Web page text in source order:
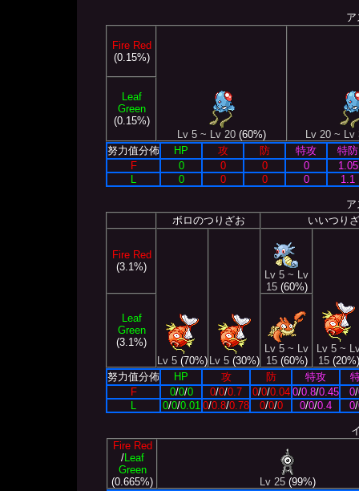
Fire Red
(0.15%)
Lv 5 ~ Lv 20 (60%) Lv 20 ~ Lv
Leaf
Green
(0.15%)
努力值分佈 HP 攻 防 特攻
特防
F
0 0 0 0
1.05
L
0 0 0 0 1.1
ボロのつりざお
いいつり
Fire Red
(3.1%)
Lv 5 (70%) Lv 5 (30%)
Lv 5 ~ Lv
15(60%)
Lv 5 ~
15(20%)
Leaf
Green
(3.1%)
Lv 5 ~ Lv
15(60%)
努力值分佈
HP 攻 防 特攻
F
0/0/0 0/0/0.7 0/0/0.04 0/0.8/0.45 0/
0/0/0.01 0/0.8/0.78 0/0/0 0/0/0.4 0/
Fire Red
/Leaf
Green
(0.665%)
Lv 25(99%)